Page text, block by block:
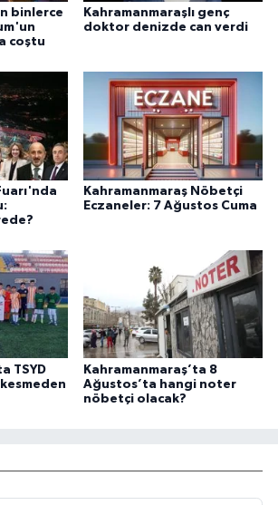
binlerce
coştu
Kahramanmaraşlı genç
doktor denizde can verdi
Kahramanmaraş Nöbetçi
Eczaneler: 7 Ağustos Cuma
TSYD
kesmeden
Kahramanmaraş’ta 8
Ağustos’ta hangi noter
nöbetçi olacak?